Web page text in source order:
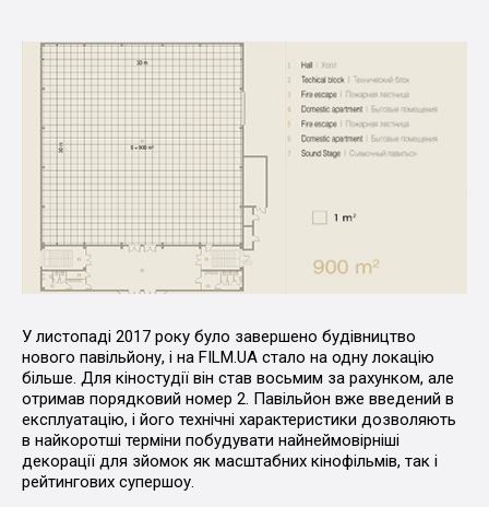
У листопаді 2017 року було завершено будівництво
нового павільйону, і на FILM.UA стало на одну локацію
більше. Для кіностудії він став восьмим за рахунком, але
отримав порядковий номер 2. Павільйон вже введений в
експлуатацію, і його технічні характеристики дозволяють
в найкоротші терміни побудувати найнеймовірніші
декорації для зйомок як масштабних кінофільмів, так і
рейтингових супершоу.